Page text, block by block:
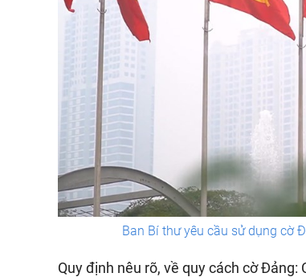
Ban Bí thư yêu cầu sử dụng cờ
Quy định nêu rõ, về quy cách cờ